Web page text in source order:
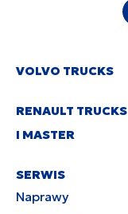
VOLVO TRUCKS
RENAULT TRUCKS
I MASTER
SERWIS
Naprawy